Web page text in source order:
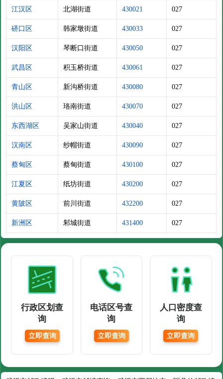
江汉区 北湖街道 430021 027
硚口区 韩家墩街道 430033 027
汉阳区 琴断口街道 430050 027
武昌区 积玉桥街道 430061 027
青山区 新沟桥街道 430080 027
洪山区 珞南街道 430070 027
东西湖区 吴家山街道 430040 027
汉南区 纱帽街道 430090 027
蔡甸区 蔡甸街道 430100 027
江夏区 纸坊街道 430200 027
黄陂区 前川街道 432200 027
新洲区 邾城街道 431400 027
行政区划查
询
立即查询
电话区号查
询
立即查询
人口密度查
询
立即查询